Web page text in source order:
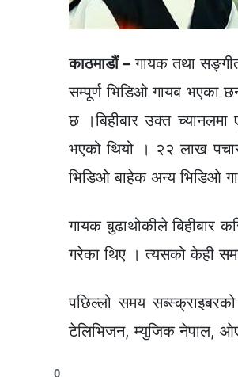
काठमाडौं – गायक तथा
सम्पूर्ण भिडिओ गायब भएका
छ ।बिहीबार उक्त च्यानलमा
भएको थियो । २२ लाख
भिडिओ बाहेक अन्य भिडिओ
गायक बुढाथोकीले बिहीबार
गरेका थिए । त्यसको केही
पछिल्लो समय
टेलिभिजन, म्युजिक नेपाल,
0